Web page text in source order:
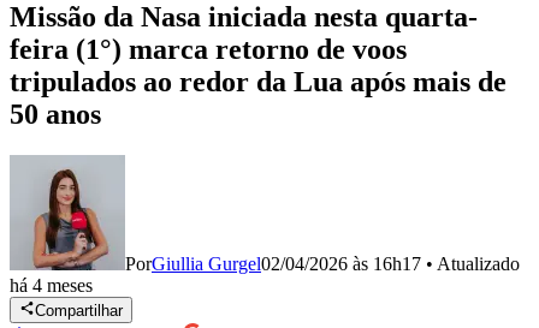
Missão da Nasa iniciada nesta quarta-
feira (1°) marca retorno de voos
tripulados ao redor da Lua após mais de
50 anos
PorGiullia Gurgel02/04/2026 às 16h17 • Atualizado
há 4 meses
Compartilhar